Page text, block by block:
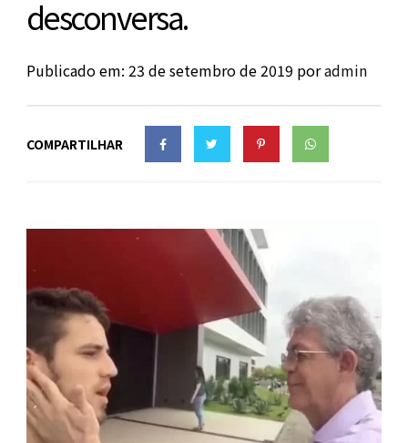
desconversa.
Publicado em: 23 de setembro de 2019 poradmin
COMPARTILHAR